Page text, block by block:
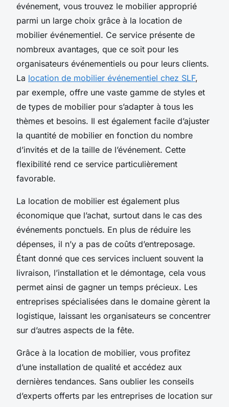
événement, vous trouvez le mobilier approprié
parmi un large choix grâce à la location de
mobilier événementiel. Ce service présente de
nombreux avantages, que ce soit pour les
organisateurs événementiels ou pour leurs clients.
La location de mobilier événementiel chez SLF,
par exemple, offre une vaste gamme de styles et
de types de mobilier pour s’adapter à tous les
thèmes et besoins. Il est également facile d’ajuster
la quantité de mobilier en fonction du nombre
d’invités et de la taille de l’événement. Cette
flexibilité rend ce service particulièrement
favorable.
La location de mobilier est également plus
économique que l’achat, surtout dans le cas des
événements ponctuels. En plus de réduire les
dépenses, il n’y a pas de coûts d’entreposage.
Étant donné que ces services incluent souvent la
livraison, l’installation et le démontage, cela vous
permet ainsi de gagner un temps précieux. Les
entreprises spécialisées dans le domaine gèrent la
logistique, laissant les organisateurs se concentrer
sur d’autres aspects de la fête.
Grâce à la location de mobilier, vous profitez
d’une installation de qualité et accédez aux
dernières tendances. Sans oublier les conseils
d’experts offerts par les entreprises de location sur